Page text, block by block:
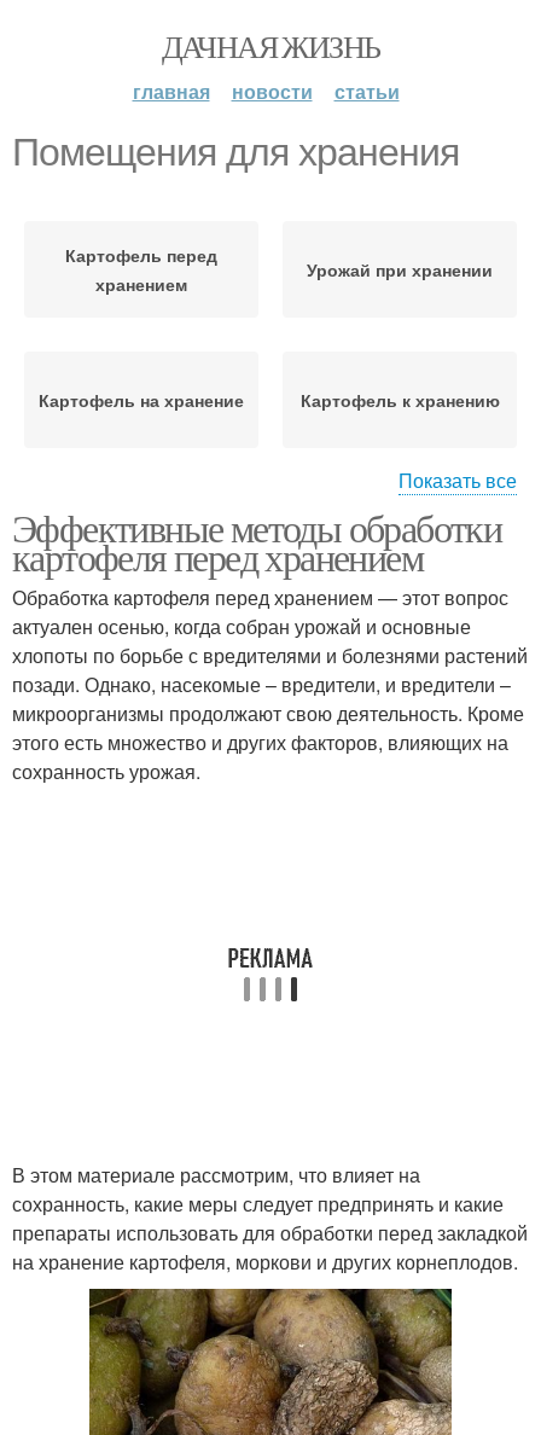
ДАЧНАЯ ЖИЗНЬ
главная новости статьи
Помещения для хранения
Картофель перед
хранением
Урожай при хранении
Картофель на хранение Картофель к хранению
Подготовка к хранению
Показать все
Эффективные методы обработки
картофеля перед хранением
Обработка картофеля перед хранением — этот вопрос
актуален осенью, когда собран урожай и основные
хлопоты по борьбе с вредителями и болезнями растений
позади. Однако, насекомые – вредители, и вредители –
микроорганизмы продолжают свою деятельность. Кроме
этого есть множество и других факторов, влияющих на
сохранность урожая.
В этом материале рассмотрим, что влияет на
сохранность, какие меры следует предпринять и какие
препараты использовать для обработки перед закладкой
на хранение картофеля, моркови и других корнеплодов.